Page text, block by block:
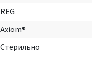
REG
Axiom®
Стерильно